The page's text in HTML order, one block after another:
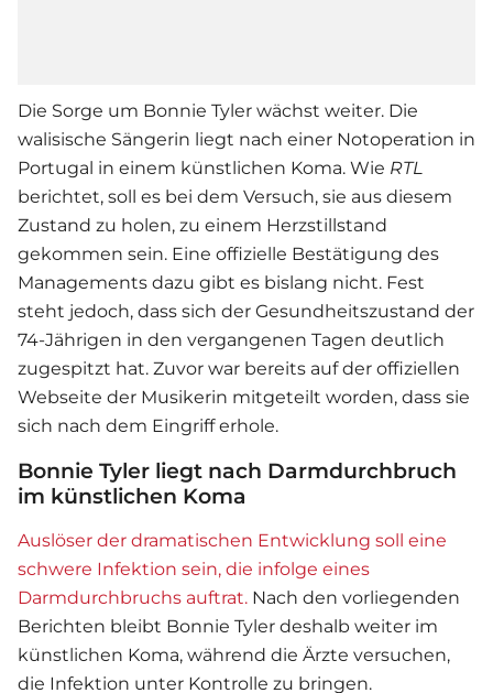
Die Sorge um Bonnie Tyler wächst weiter. Die
walisische Sängerin liegt nach einer Notoperation in
Portugal in einem künstlichen Koma. Wie RTL
berichtet, soll es bei dem Versuch, sie aus diesem
Zustand zu holen, zu einem Herzstillstand
gekommen sein. Eine offizielle Bestätigung des
Managements dazu gibt es bislang nicht. Fest
steht jedoch, dass sich der Gesundheitszustand der
74-Jährigen in den vergangenen Tagen deutlich
zugespitzt hat. Zuvor war bereits auf der offiziellen
Webseite der Musikerin mitgeteilt worden, dass sie
sich nach dem Eingriff erhole.
Bonnie Tyler liegt nach Darmdurchbruch
im künstlichen Koma
Auslöser der dramatischen Entwicklung soll eine
schwere Infektion sein, die infolge eines
Darmdurchbruchs auftrat. Nach den vorliegenden
Berichten bleibt Bonnie Tyler deshalb weiter im
künstlichen Koma, während die Ärzte versuchen,
die Infektion unter Kontrolle zu bringen.